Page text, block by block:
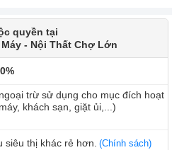
quyền tại
- Nội Thất Chợ Lớn
trừ sử dụng cho mục đích hoạt
khách sạn, giặt ủi,...)
siêu thị khác rẻ hơn. (Chính sách)